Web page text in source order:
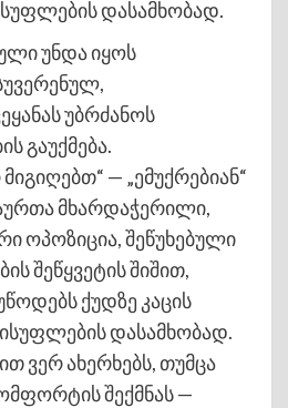
დასამხობად.
უნდა იყოს
უბრძანოს
გაუქმება.
— „ემუქრებიან“
მხარდაჭერილი,
ოპოზიცია, შეწუხებული
შეწყვეტის შიშით,
ქუდზე კაცის
დასამხობად.
ვერ ახერხებს, თუმცა
შექმნას —